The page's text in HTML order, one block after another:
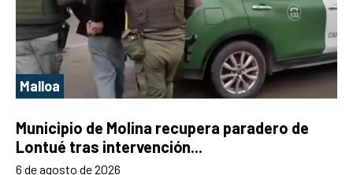
Malloa
Municipio de Molina recupera paradero de
Lontué tras intervención...
6 de agosto de 2026